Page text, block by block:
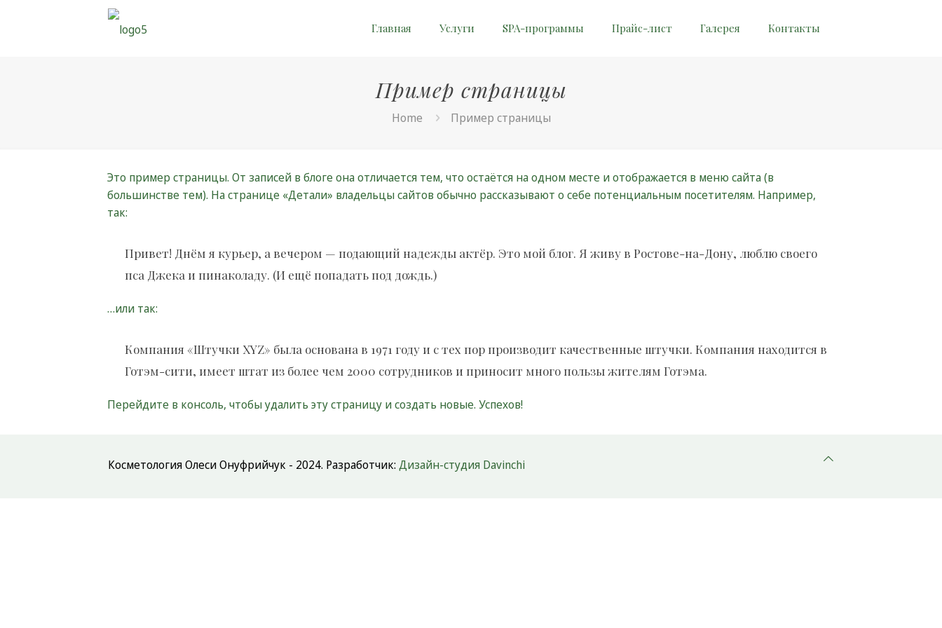
Главная Услуги SPA-программы Прайс-лист Галерея Контакты
Пример страницы
Home Пример страницы
Это пример страницы. От записей в блоге она отличается тем, что остаётся на одном месте и отображается в меню сайта (в
большинстве тем). На странице «Детали» владельцы сайтов обычно рассказывают о себе потенциальным посетителям. Например,
так:
Привет! Днём я курьер, а вечером — подающий надежды актёр. Это мой блог. Я живу в Ростове-на-Дону, люблю своего
пса Джека и пинаколаду. (И ещё попадать под дождь.)
…или так:
Компания «Штучки XYZ» была основана в 1971 году и с тех пор производит качественные штучки. Компания находится в
Готэм-сити, имеет штат из более чем 2000 сотрудников и приносит много пользы жителям Готэма.
Перейдите в консоль, чтобы удалить эту страницу и создать новые. Успехов!
Косметология Олеси Онуфрийчук - 2024. Разработчик: Дизайн-студия Davinchi